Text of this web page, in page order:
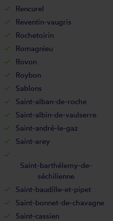
Rencurel
Reventin-vaugris
Rochetoirin
Romagnieu
Rovon
Roybon
Sablons
Saint-alban-de-roche
Saint-albin-de-vaulserre
Saint-andré-le-gaz
Saint-arey
Saint-barthélemy-de-
séchilienne
Saint-baudille-et-pipet
Saint-bonnet-de-chavagne
Saint-cassien